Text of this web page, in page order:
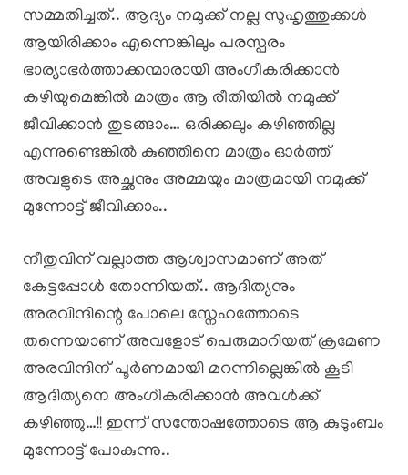
സമ്മതിച്ചത്.. ആദ്യം നമുക്ക് നല്ല സുഹൃത്തുക്കൾ
ആയിരിക്കാം എന്നെങ്കിലും പരസ്പരം
ഭാര്യാഭർത്താക്കന്മാരായി അംഗീകരിക്കാൻ
കഴിയുമെങ്കിൽ മാത്രം ആ രീതിയിൽ നമുക്ക്
ജീവിക്കാൻ തുടങ്ങാം… ഒരിക്കലും കഴിഞ്ഞില്ല
എന്നുണ്ടെങ്കിൽ കുഞ്ഞിനെ മാത്രം ഓർത്ത്
അവളുടെ അച്ഛനും അമ്മയും മാത്രമായി നമുക്ക്
മുന്നോട്ട് ജീവിക്കാം..
നീതുവിന് വല്ലാത്ത ആശ്വാസമാണ് അത്
കേട്ടപ്പോൾ തോന്നിയത്.. ആദിത്യനും
അരവിന്ദിന്റെ പോലെ സ്നേഹത്തോടെ
തന്നെയാണ് അവളോട് പെരുമാറിയത് ക്രമേണ
അരവിന്ദിന് പൂർണമായി മറന്നില്ലെങ്കിൽ കൂടി
ആദിത്യനെ അംഗീകരിക്കാൻ അവൾക്ക്
കഴിഞ്ഞു…!! ഇന്ന് സന്തോഷത്തോടെ ആ കുടുംബം
മുന്നോട്ട് പോകുന്നു..